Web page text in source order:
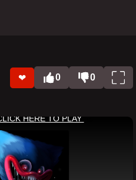
❤ 0 0